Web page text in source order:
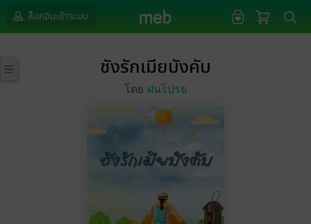
ล็อกอินเข้าระบบ
ชังรักเมียบังคับ
โดย ฝนโปรย